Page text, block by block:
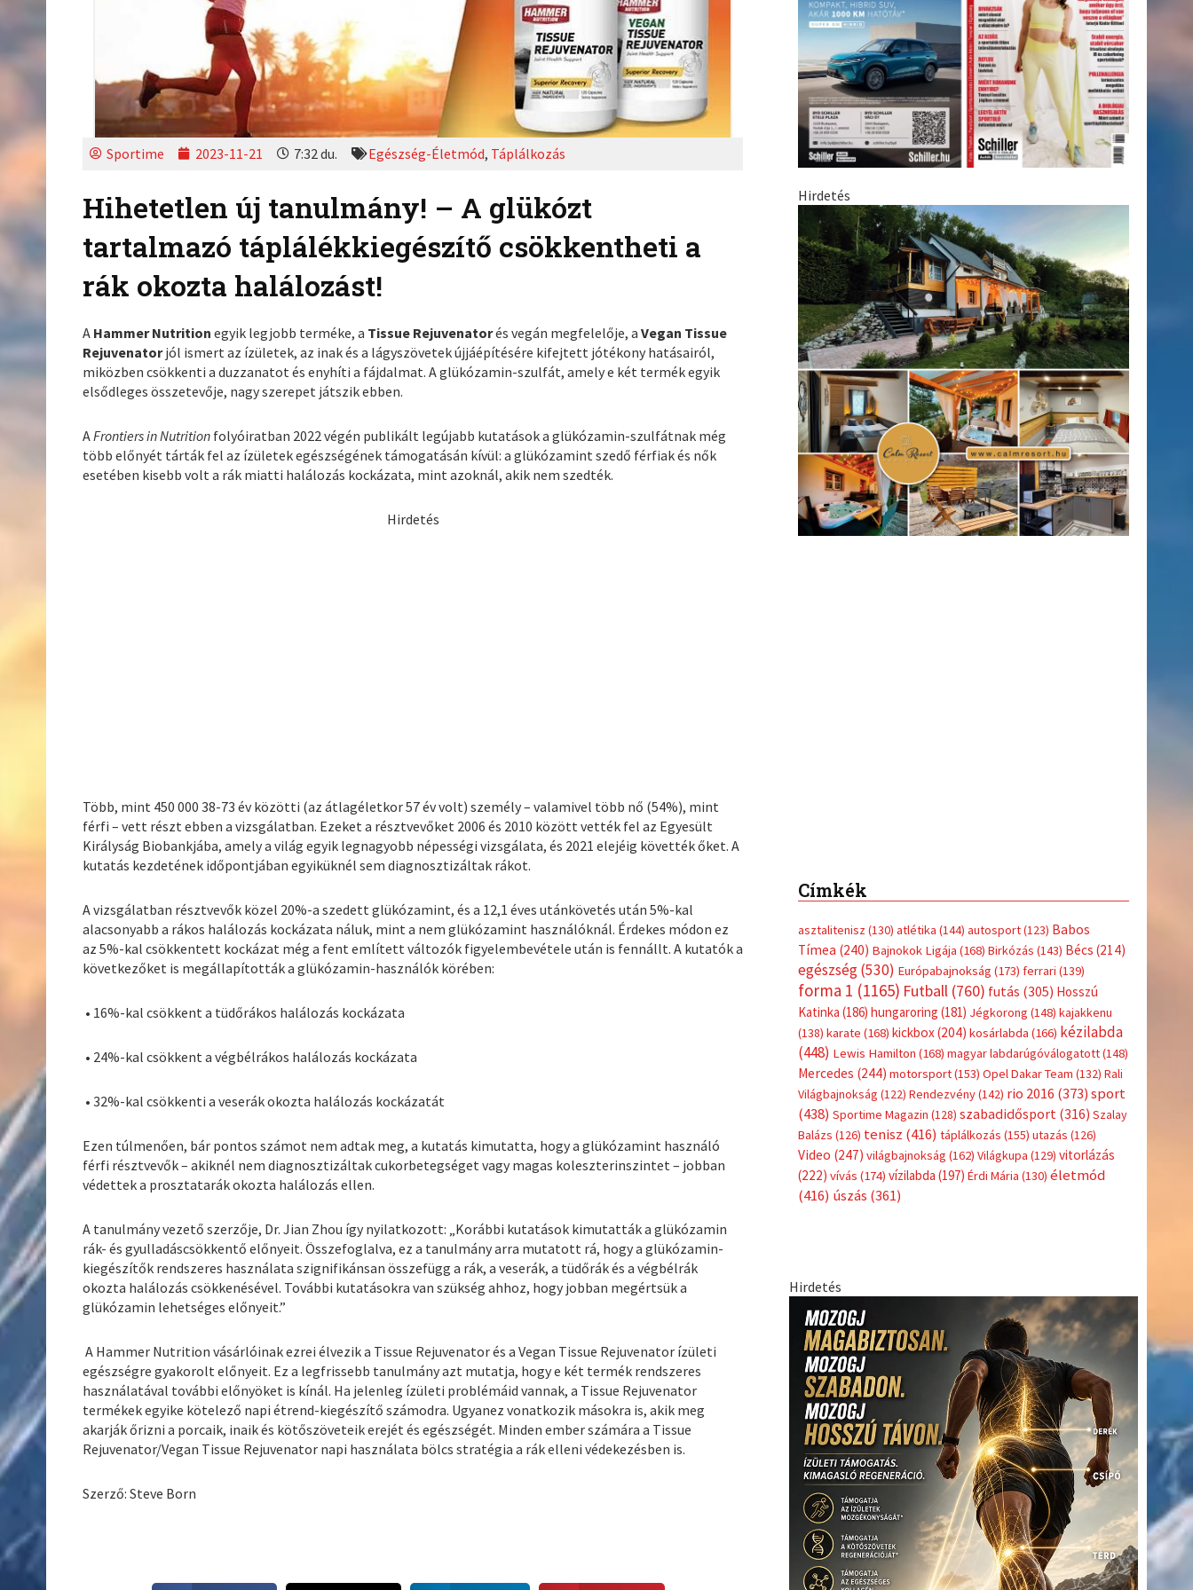
Sportime 2023-11-21 7:32 du. Egészség-Életmód, Táplálkozás
Hihetetlen új tanulmány! – A glükózt
tartalmazó táplálékkiegészítő csökkentheti a
rák okozta halálozást!
A Hammer Nutrition egyik legjobb terméke, a Tissue Rejuvenatorés vegán megfelelője, aVegan Tissue
Rejuvenatorjól ismert az ízületek, az inak és a lágyszövetek újjáépítésére kifejtett jótékony hatásairól,
miközben csökkenti a duzzanatot és enyhíti a fájdalmat. A glükózamin-szulfát, amely e két termék egyik
elsődleges összetevője, nagy szerepet játszik ebben.
AFrontiers in Nutrition folyóiratban 2022 végén publikált legújabb kutatások a glükózamin-szulfátnak még
több előnyét tárták fel az ízületek egészségének támogatásán kívül: a glükózamint szedő férfiak és nők
esetében kisebb volt a rák miatti halálozás kockázata, mint azoknál, akik nem szedték.
Hirdetés
Több, mint 450 000 38-73 év közötti (az átlagéletkor 57 év volt) személy – valamivel több nő (54%), mint
férfi – vett részt ebben a vizsgálatban. Ezeket a résztvevőket 2006 és 2010 között vették fel az Egyesült
Királyság Biobankjába, amely a világ egyik legnagyobb népességi vizsgálata, és 2021 elejéig követték őket. A
kutatás kezdetének időpontjában egyiküknél sem diagnosztizáltak rákot.
A vizsgálatban résztvevők közel 20%-a szedett glükózamint, és a 12,1 éves utánkövetés után 5%-kal
alacsonyabb a rákos halálozás kockázata náluk, mint a nem glükózamint használóknál. Érdekes módon ez
az 5%-kal csökkentett kockázat még a fent említett változók figyelembevétele után is fennállt. A kutatók a
következőket is megállapították a glükózamin-használók körében:
• 16%-kal csökkent a tüdőrákos halálozás kockázata
• 24%-kal csökkent a végbélrákos halálozás kockázata
• 32%-kal csökkenti a veserák okozta halálozás kockázatát
Ezen túlmenően, bár pontos számot nem adtak meg, a kutatás kimutatta, hogy a glükózamint használó
férfi résztvevők – akiknél nem diagnosztizáltak cukorbetegséget vagy magas koleszterinszintet – jobban
védettek a prosztatarák okozta halálozás ellen.
A tanulmány vezető szerzője, Dr. Jian Zhou így nyilatkozott: „Korábbi kutatások kimutatták a glükózamin
rák- és gyulladáscsökkentő előnyeit. Összefoglalva, ez a tanulmány arra mutatott rá, hogy a glükózamin-
kiegészítők rendszeres használata szignifikánsan összefügg a rák, a veserák, a tüdőrák és a végbélrák
okozta halálozás csökkenésével. További kutatásokra van szükség ahhoz, hogy jobban megértsük a
glükózamin lehetséges előnyeit.”
A Hammer Nutrition vásárlóinak ezrei élvezik a Tissue Rejuvenator és a Vegan Tissue Rejuvenator ízületi
egészségre gyakorolt előnyeit. Ez a legfrissebb tanulmány azt mutatja, hogy e két termék rendszeres
használatával további előnyöket is kínál. Ha jelenleg ízületi problémáid vannak, a Tissue Rejuvenator
termékek egyike kötelező napi étrend-kiegészítő számodra. Ugyanez vonatkozik másokra is, akik meg
akarják őrizni a porcaik, inaik és kötőszöveteik erejét és egészségét. Minden ember számára a Tissue
Rejuvenator/Vegan Tissue Rejuvenator napi használata bölcs stratégia a rák elleni védekezésben is.
Szerző: Steve Born
Hirdetés
Címkék
asztalitenisz (130) atlétika (144) autosport(123) Babos
Tímea (240) Bajnokok Ligája (168) Birkózás (143) Bécs (214)
egészség(530) Európabajnokság (173) ferrari (139)
forma 1 (1165) Futball(760) futás (305) Hosszú
Katinka (186) hungaroring (181) Jégkorong (148) kajakkenu
(138) karate (168) kickbox(204) kosárlabda (166) kézilabda
(448) Lewis Hamilton (168) magyar labdarúgóválogatott(148)
Mercedes (244) motorsport(153) Opel Dakar Team (132) Rali
Világbajnokság (122) Rendezvény(142) rio 2016 (373) sport
(438) Sportime Magazin (128) szabadidősport (316) Szalay
Balázs (126) tenisz (416) táplálkozás (155) utazás (126)
Video (247) világbajnokság (162) Világkupa (129) vitorlázás
(222) vívás (174) vízilabda (197) Érdi Mária (130) életmód
(416) úszás (361)
Hirdetés